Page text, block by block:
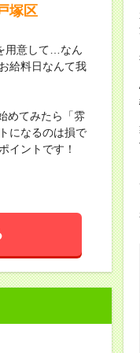
塚区
用意して…なん
給料日なんて我
めてみたら「雰
になるのは損で
イントです！